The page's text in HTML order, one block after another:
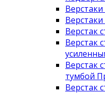
Верстак
Верстак
Верстак
тумбой
Верстак